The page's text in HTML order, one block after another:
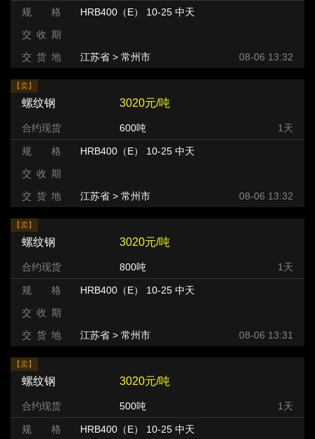
规 格
HRB400（E） 10-25 中天
交 收 期
交 货 地
江苏省 > 常州市 > 08-06 13:32
【卖】
螺纹钢 3020元/吨
合约现货 600吨 1天
规 格
HRB400（E） 10-25 中天
交 收 期
交 货 地
江苏省 > 常州市 > 08-06 13:32
【卖】
螺纹钢 3020元/吨
合约现货 800吨 1天
规 格
HRB400（E） 10-25 中天
交 收 期
交 货 地
江苏省 > 常州市 > 08-06 13:31
【卖】
螺纹钢 3020元/吨
合约现货 500吨 1天
规 格 HRB400（E） 10-25 中天